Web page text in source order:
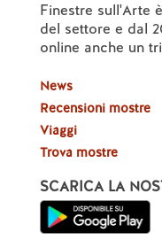
Finestre sull'Arte
del settore e dal
online anche un
News
Recensioni mostre
Viaggi
Trova mostre
SCARICA LA